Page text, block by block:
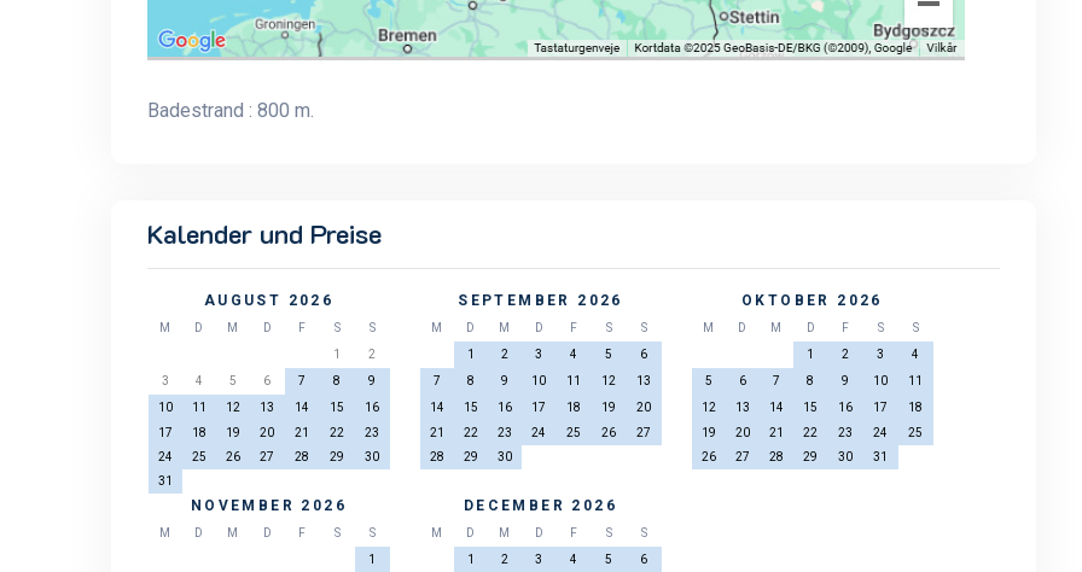
Badestrand : 800 m.
Kalender und Preise
AUGUST 2026
M D M D F S
S
1
2
3
4 5 6 7 8
9
10
11 12 13 14 15
16
17
18 19 20 21 22
23
24
25 26 27 28 29
30
31
SEPTEMBER 2026
M D M D F S
S
1
2 3 4 5
6
7
8 9 10 11 12
13
14
15 16 17 18 19
20
21
22 23 24 25 26
27
28
29 30
OKTOBER 2026
M D M D F S
S
1
2 3
4
5
6 7 8 9 10
11
12
13 14 15 16 17
18
19
20 21 22 23 24
25
26
27 28 29 30 31
NOVEMBER 2026
M D M D F S
S
1
DECEMBER 2026
M D M D F S
S
1
2 3 4 5 6